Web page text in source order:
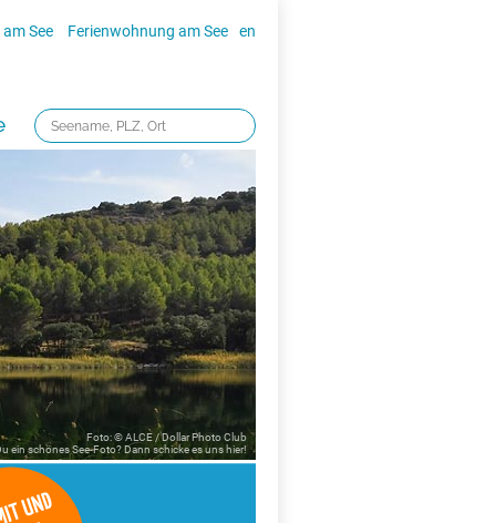
See Ferienwohnung am See en
Foto: © ALCE / Dollar Photo Club
ein schönes See-Foto? Dann schicke es uns hier!